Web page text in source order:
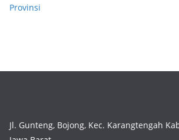
Provinsi
Jl. Gunteng, Bojong, Kec. Karangtengah